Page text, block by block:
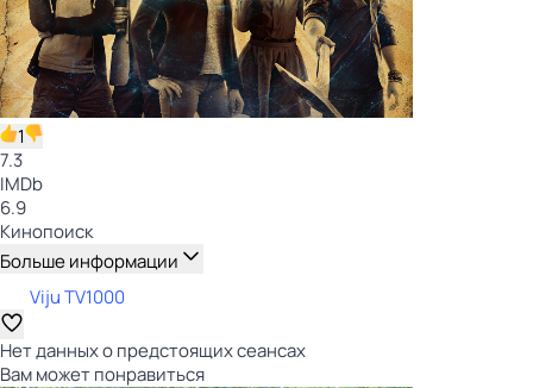
1
7.3
IMDb
6.9
Кинопоиск
Больше информации
Viju TV1000
Нет данных о предстоящих сеансах
Вам может понравиться